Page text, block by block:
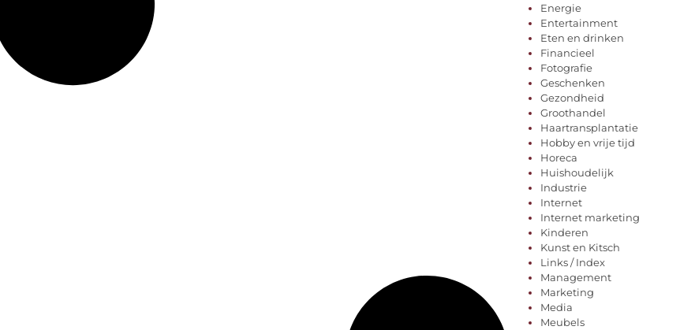
Energie
Entertainment
Eten en drinken
Financieel
Fotografie
Geschenken
Gezondheid
Groothandel
Haartransplantatie
Hobby en vrije tijd
Horeca
Huishoudelijk
Industrie
Internet
Internet marketing
Kinderen
Kunst en Kitsch
Links / Index
Management
Marketing
Media
Meubels